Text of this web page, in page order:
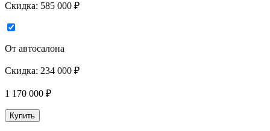
Скидка: 585 000 ₽
От автосалона
Скидка: 234 000 ₽
1 170 000 ₽
Купить